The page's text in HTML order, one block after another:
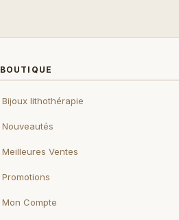
BOUTIQUE
Bijoux lithothérapie
Nouveautés
Meilleures Ventes
Promotions
Mon Compte